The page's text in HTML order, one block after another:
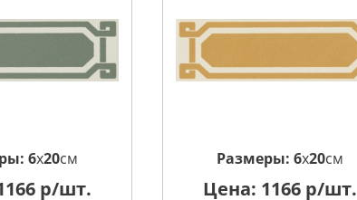
6x20см
р/шт.
Размеры: 6x20см
Цена: 1166р/шт.